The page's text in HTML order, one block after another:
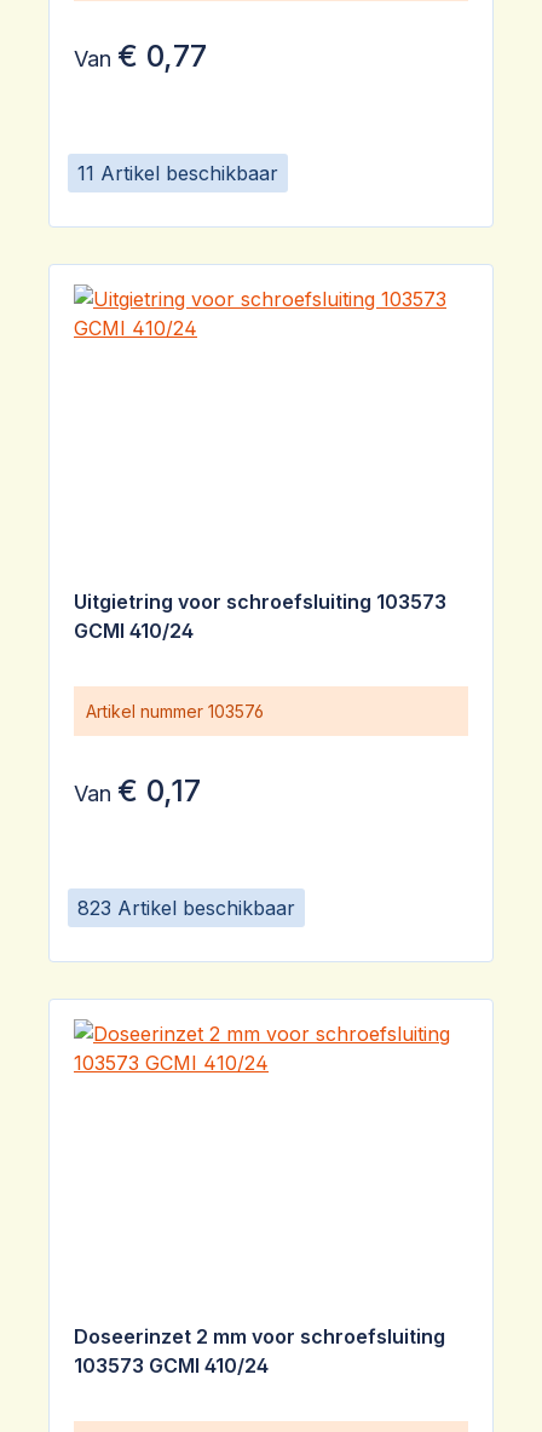
11 Artikel beschikbaar
Van € 0,77
823 Artikel beschikbaar
Uitgietring voor schroefsluiting 103573
GCMI 410/24
Artikel nummer 103576
Van € 0,17
Doseerinzet 2 mm voor schroefsluiting
103573 GCMI 410/24